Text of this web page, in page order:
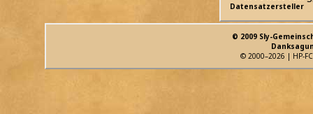
Datensatzersteller
© 2009 Sly-
© 2000–2026 | HP-